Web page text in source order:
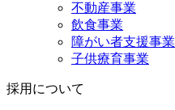
不動産事業
飲食事業
障がい者支援事業
子供療育事業
採用について